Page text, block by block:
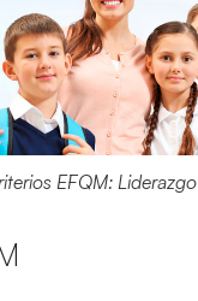
EFQM: Liderazgo